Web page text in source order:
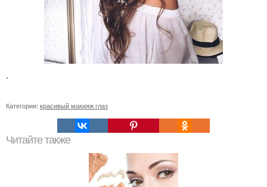
.
Категории: красивый макияж глаз
Читайте также